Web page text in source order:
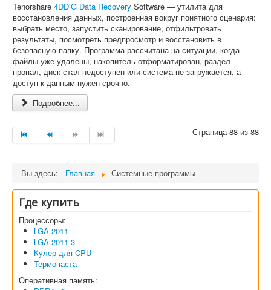
Tenorshare 4DDiG Data Recovery Software — утилита для
восстановления данных, построенная вокруг понятного сценария:
выбрать место, запустить сканирование, отфильтровать
результаты, посмотреть предпросмотр и восстановить в
безопасную папку. Программа рассчитана на ситуации, когда
файлы уже удалены, накопитель отформатирован, раздел
пропал, диск стал недоступен или система не загружается, а
доступ к данным нужен срочно.
Подробнее...
Страница 88 из 88
Вы здесь: Главная Системные программы
Где купить
Процессоры:
LGA 2011
LGA 2011-3
Кулер для CPU
Термопаста
Оперативная память: